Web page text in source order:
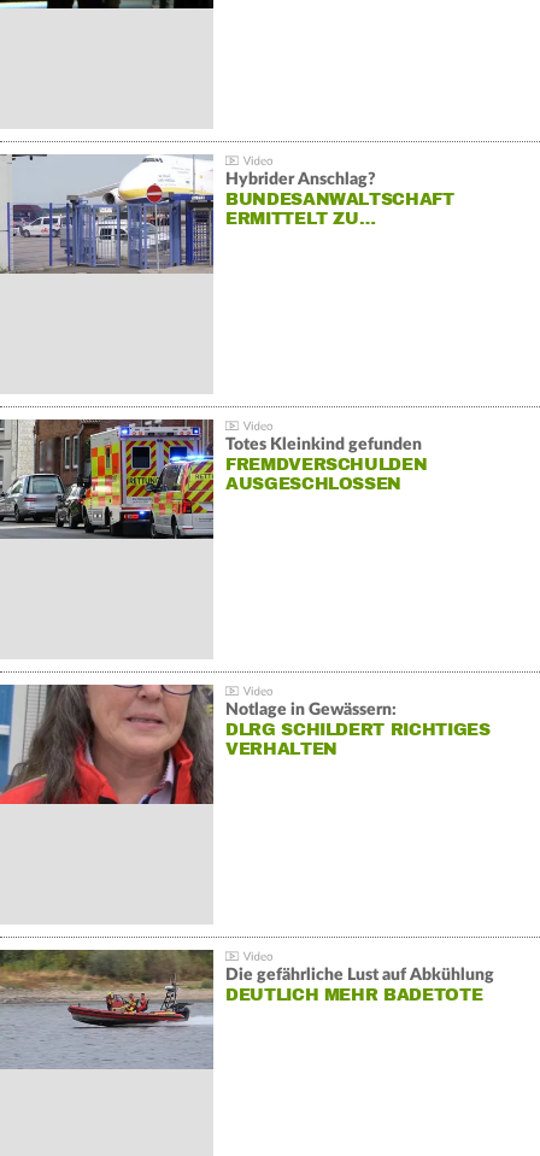
Hybrider Anschlag?
BUNDESANWALTSCHAFT
ERMITTELT ZU…
Totes Kleinkind gefunden
FREMDVERSCHULDEN
AUSGESCHLOSSEN
Notlage in Gewässern:
DLRG SCHILDERT RICHTIGES
VERHALTEN
Die gefährliche Lust auf Abkühlung
DEUTLICH MEHR BADETOTE